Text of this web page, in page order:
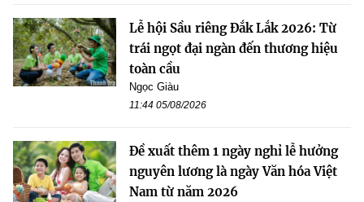
Lễ hội Sầu riêng Đắk Lắk 2026: Từ
trái ngọt đại ngàn đến thương hiệu
toàn cầu
Ngọc Giàu
11:44 05/08/2026
Đề xuất thêm 1 ngày nghỉ lễ hưởng
nguyên lương là ngày Văn hóa Việt
Nam từ năm 2026